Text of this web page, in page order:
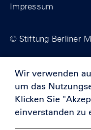
Impressum
© Stiftung Berliner
Förderer
Wir verwenden
um das
Klicken Sie
einverstanden zu